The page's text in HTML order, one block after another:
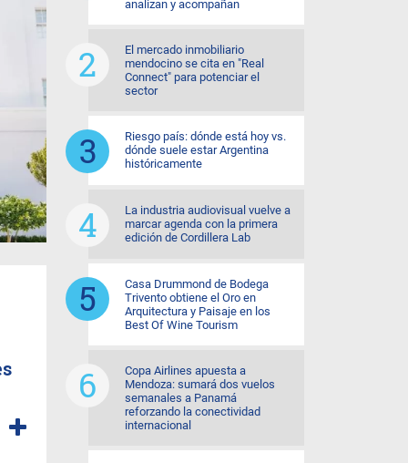
analizan y acompañan
El mercado inmobiliario
mendocino se cita en "Real
Connect" para potenciar el
sector
Riesgo país: dónde está hoy vs.
dónde suele estar Argentina
históricamente
La industria audiovisual vuelve a
marcar agenda con la primera
edición de Cordillera Lab
Casa Drummond de Bodega
Trivento obtiene el Oro en
Arquitectura y Paisaje en los
Best Of Wine Tourism
Copa Airlines apuesta a
Mendoza: sumará dos vuelos
semanales a Panamá
reforzando la conectividad
internacional